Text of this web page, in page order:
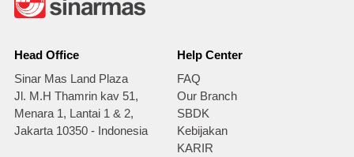
Head Office
Sinar Mas Land Plaza
Jl. M.H Thamrin kav 51,
Menara 1, Lantai 1 & 2,
Jakarta 10350 - Indonesia
Help Center
FAQ
Our Branch
SBDK
Kebijakan
KARIR